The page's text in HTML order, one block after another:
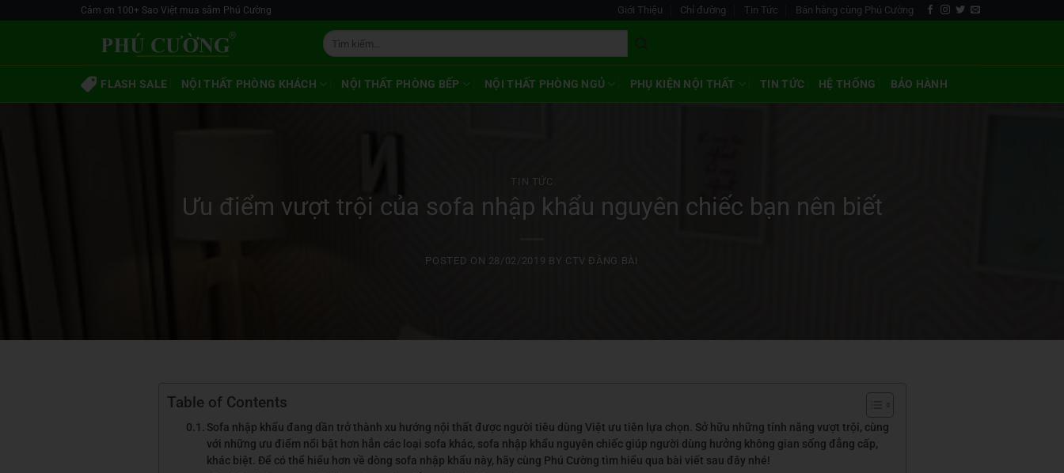
Cảm ơn 100+ Sao Việt mua sắm Phú Cường Giới Thiệu Chỉ đường Tin Tức Bán hàng cùng Phú Cường
Tìm
kiếm:
FLASH SALE NỘI THẤT PHÒNG KHÁCH NỘI THẤT PHÒNG BẾP NỘI THẤT PHÒNG NGỦ PHỤ KIỆN NỘI THẤT TIN TỨC HỆ THỐNG BẢO HÀNH
TIN TỨC
Ưu điểm vượt trội của sofa nhập khẩu nguyên chiếc bạn nên biết
POSTED ON 28/02/2019 BY CTV ĐĂNG BÀI
Table of Contents
Sofa nhập khẩu đang dần trở thành xu hướng nội thất được người tiêu dùng Việt ưu tiên lựa chọn. Sở hữu những tính năng vượt trội, cùng
với những ưu điểm nổi bật hơn hẳn các loại sofa khác, sofa nhập khẩu nguyên chiếc giúp người dùng hưởng không gian sống đẳng cấp,
khác biệt. Để có thể hiểu hơn về dòng sofa nhập khẩu này, hãy cùng Phú Cường tìm hiểu qua bài viết sau đây nhé!